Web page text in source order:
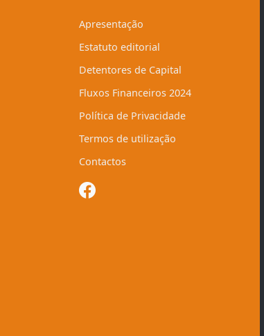
Apresentação
Estatuto editorial
Detentores de Capital
Fluxos Financeiros 2024
Política de Privacidade
Termos de utilização
Contactos